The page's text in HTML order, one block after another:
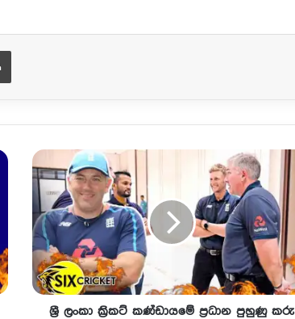
ශ්‍රී ලංකා ක්‍රිකට් කණ්ඩායමේ ප්‍රධාන පුහුණු කරු